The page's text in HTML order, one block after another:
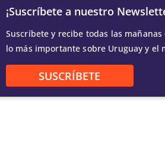
¡Suscríbete a nuestro
Suscríbete y recibe todas las
lo más importante sobre Uruguay y el
SUSCRÍBETE